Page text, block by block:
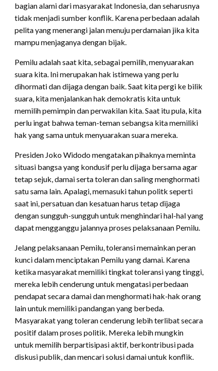
bagian alami dari masyarakat Indonesia, dan seharusnya
tidak menjadi sumber konflik. Karena perbedaan adalah
pelita yang menerangi jalan menuju perdamaian jika kita
mampu menjaganya dengan bijak.
Pemilu adalah saat kita, sebagai pemilih, menyuarakan
suara kita. Ini merupakan hak istimewa yang perlu
dihormati dan dijaga dengan baik. Saat kita pergi ke bilik
suara, kita menjalankan hak demokratis kita untuk
memilih pemimpin dan perwakilan kita. Saat itu pula, kita
perlu ingat bahwa teman-teman sebangsa kita memiliki
hak yang sama untuk menyuarakan suara mereka.
Presiden Joko Widodo mengatakan pihaknya meminta
situasi bangsa yang kondusif perlu dijaga bersama agar
tetap sejuk, damai serta toleran dan saling menghormati
satu sama lain. Apalagi, memasuki tahun politk seperti
saat ini, persatuan dan kesatuan harus tetap dijaga
dengan sungguh-sungguh untuk menghindari hal-hal yang
dapat mengganggu jalannya proses pelaksanaan Pemilu.
Jelang pelaksanaan Pemilu, toleransi memainkan peran
kunci dalam menciptakan Pemilu yang damai. Karena
ketika masyarakat memiliki tingkat toleransi yang tinggi,
mereka lebih cenderung untuk mengatasi perbedaan
pendapat secara damai dan menghormati hak-hak orang
lain untuk memiliki pandangan yang berbeda.
Masyarakat yang toleran cenderung lebih terlibat secara
positif dalam proses politik. Mereka lebih mungkin
untuk memilih berpartisipasi aktif, berkontribusi pada
diskusi publik, dan mencari solusi damai untuk konflik.